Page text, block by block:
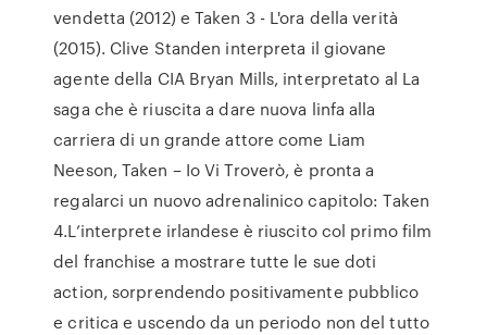
vendetta (2012) e Taken 3 - L'ora della verità
(2015). Clive Standen interpreta il giovane
agente della CIA Bryan Mills, interpretato al La
saga che è riuscita a dare nuova linfa alla
carriera di un grande attore come Liam
Neeson, Taken – Io Vi Troverò, è pronta a
regalarci un nuovo adrenalinico capitolo: Taken
4.L’interprete irlandese è riuscito col primo film
del franchise a mostrare tutte le sue doti
action, sorprendendo positivamente pubblico
e critica e uscendo da un periodo non del tutto